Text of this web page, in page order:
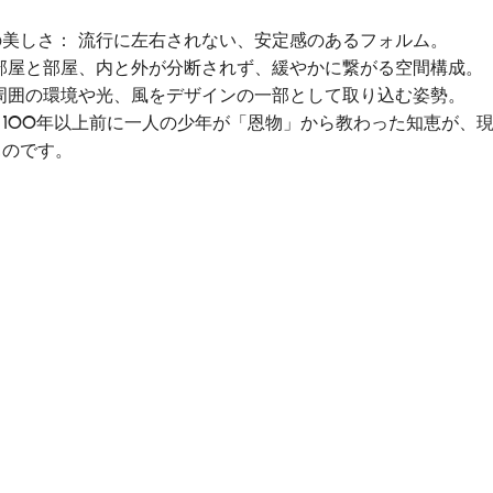
しさ： 流行に左右されない、安定感のあるフォルム。
屋と部屋、内と外が分断されず、緩やかに繋がる空間構成。
囲の環境や光、風をデザインの一部として取り込む姿勢。
年以上前に一人の少年が「恩物」から教わった知恵が、
です。